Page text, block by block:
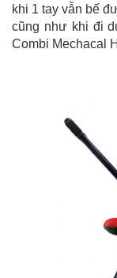
khi 1 tay vẫn bế
cũng như khi đi
Combi Mechacal